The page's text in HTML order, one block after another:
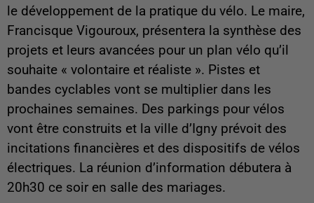
le développement de la pratique du vélo. Le maire,
Francisque Vigouroux, présentera la synthèse des
projets et leurs avancées pour un plan vélo qu’il
souhaite « volontaire et réaliste ». Pistes et
bandes cyclables vont se multiplier dans les
prochaines semaines. Des parkings pour vélos
vont être construits et la ville d’Igny prévoit des
incitations financières et des dispositifs de vélos
électriques. La réunion d’information débutera à
20h30 ce soir en salle des mariages.